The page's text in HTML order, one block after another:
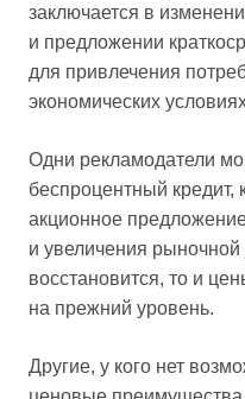
заключается в
и предложении
для привлечения
экономических
Одни рекламодатели
беспроцентный кредит,
акционное
и увеличения рыночной
восстановится, то и
на прежний уровень.
Другие, у кого нет